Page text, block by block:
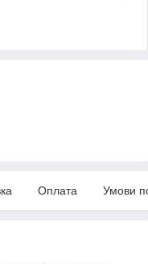
Оплата Умови